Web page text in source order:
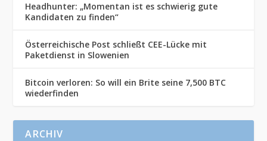
Headhunter: „Momentan ist es schwierig gute
Kandidaten zu finden“
Österreichische Post schließt CEE-Lücke mit
Paketdienst in Slowenien
Bitcoin verloren: So will ein Brite seine 7,500 BTC
wiederfinden
ARCHIV